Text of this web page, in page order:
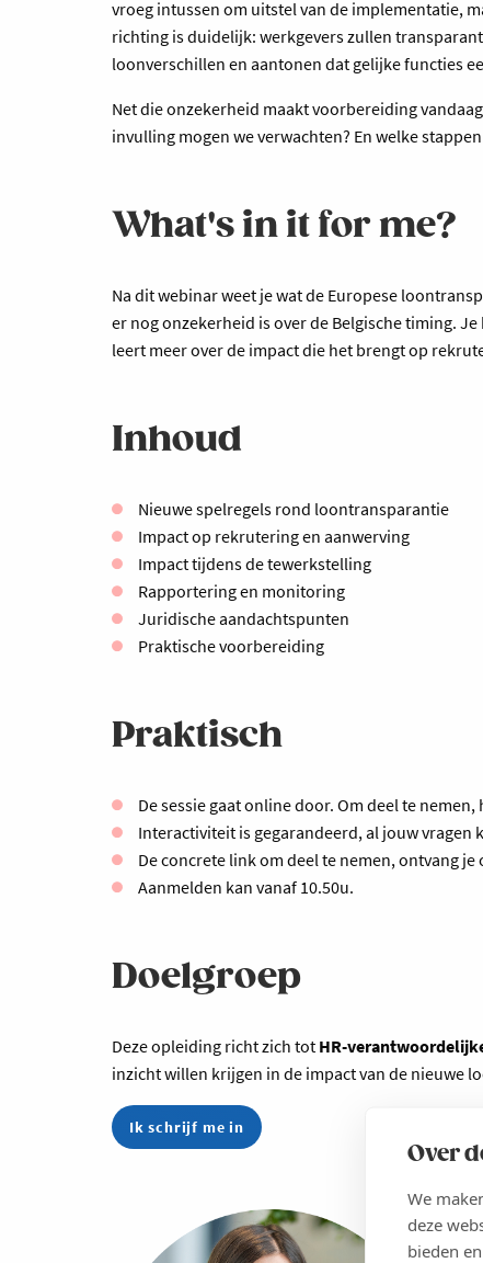
Over
We
deze
bieden
vroeg intussen om uitstel van de implementatie,
richting is duidelijk: werkgevers zullen
loonverschillen en aantonen dat gelijke functies
Net die onzekerheid maakt voorbereiding
invulling mogen we verwachten? En welke
What's in it for me?
Na dit webinar weet je wat de Europese
er nog onzekerheid is over de Belgische timing.
leert meer over de impact die het brengt op
Inhoud
Nieuwe spelregels rond loontransparantie
Impact op rekrutering en aanwerving
Impact tijdens de tewerkstelling
Rapportering en monitoring
Juridische aandachtspunten
Praktische voorbereiding
Praktisch
De sessie gaat online door. Om deel te
Interactiviteit is gegarandeerd, al jouw vragen
De concrete link om deel te nemen, ontvang je
Aanmelden kan vanaf 10.50u.
Doelgroep
Deze opleiding richt zich tot HR-
inzicht willen krijgen in de impact van de nieuwe
Ik schrijf me in